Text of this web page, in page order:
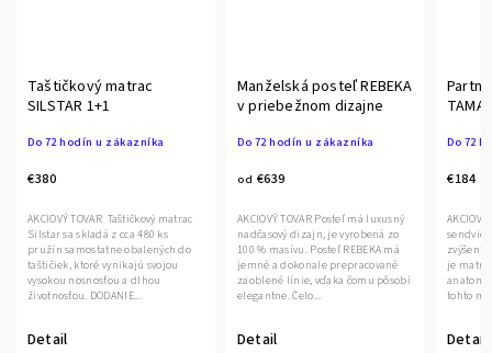
Taštičkový matrac
SILSTAR 1+1
Do 72 hodín u zákazníka
€380
Detail
AKCIOVÝ TOVAR Taštičkový matrac
Silstar sa skladá z cca 480 ks
pružín samostatne obalených do
taštičiek, ktoré vynikajú svojou
vysokou nosnosťou a dlhou
životnosťou. DODANIE...
Manželská posteľ REBEKA
v priebežnom dizajne
Do 72 hodín u zákazníka
od €639
Detail
AKCIOVÝ TOVAR Posteľ má luxusný
nadčasový dizajn, je vyrobená zo
100 % masívu. Posteľ REBEKA má
jemné a dokonale prepracované
zaoblené línie, vďaka čomu pôsobí
elegantne. Čelo...
Do 72
€184
Detail
AKCIOVÝ TOVAR
je
tohto